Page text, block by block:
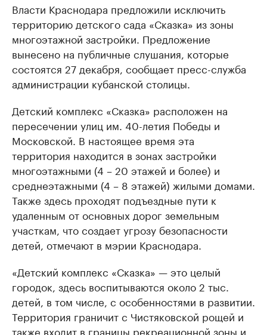
Власти Краснодара предложили исключить
территорию детского сада «Сказка» из зоны
многоэтажной застройки. Предложение
вынесено на публичные слушания, которые
состоятся 27 декабря, сообщает пресс-служба
администрации кубанской столицы.
Детский комплекс «Сказка» расположен на
пересечении улиц им. 40-летия Победы и
Московской. В настоящее время эта
территория находится в зонах застройки
многоэтажными (4 – 20 этажей и более) и
среднеэтажными (4 – 8 этажей) жилыми домами.
Также здесь проходят подъездные пути к
удаленным от основных дорог земельным
участкам, что создает угрозу безопасности
детей, отмечают в мэрии Краснодара.
«Детский комплекс «Сказка» — это целый
городок, здесь воспитываются около 2 тыс.
детей, в том числе, с особенностями в развитии.
Территория граничит с Чистяковской рощей и
также входит в границы рекреационной зоны и